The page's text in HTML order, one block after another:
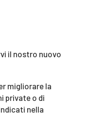
il nostro nuovo
migliorare la
private o di
nella